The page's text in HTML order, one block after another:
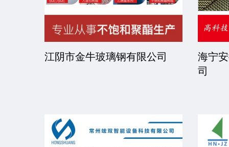
江阴市金牛玻璃钢有限公司
海宁
司